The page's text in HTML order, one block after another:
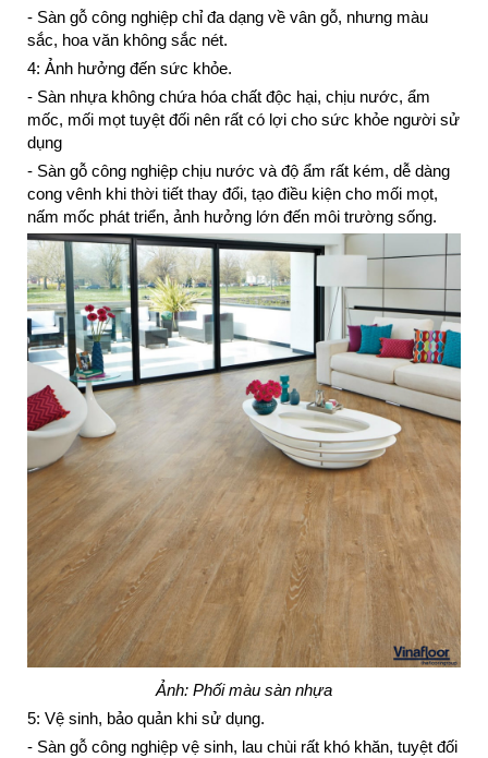
- Sàn gỗ công nghiệp chỉ đa dạng về vân gỗ, nhưng màu
sắc, hoa văn không sắc nét.
4: Ảnh hưởng đến sức khỏe.
- Sàn nhựa không chứa hóa chất độc hại, chịu nước, ẩm
mốc, mối mọt tuyệt đối nên rất có lợi cho sức khỏe người sử
dụng
- Sàn gỗ công nghiệp chịu nước và độ ẩm rất kém, dễ dàng
cong vênh khi thời tiết thay đổi, tạo điều kiện cho mối mọt,
nấm mốc phát triển, ảnh hưởng lớn đến môi trường sống.
Ảnh: Phối màu sàn nhựa
5: Vệ sinh, bảo quản khi sử dụng.
- Sàn gỗ công nghiệp vệ sinh, lau chùi rất khó khăn, tuyệt đối